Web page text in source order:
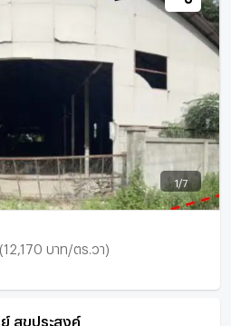
1 /7
(12,170 บาท/ตร.วา)
ย์ สุขประสงค์